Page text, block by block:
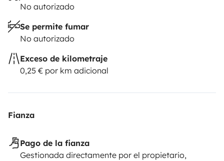
No autorizado
Se permite fumar
No autorizado
Exceso de kilometraje
0,25 € por km adicional
Fianza
Pago de la fianza
Gestionada directamente por el propietario,